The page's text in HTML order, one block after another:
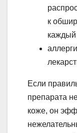
к
каждый
Если
препарата
коже, он